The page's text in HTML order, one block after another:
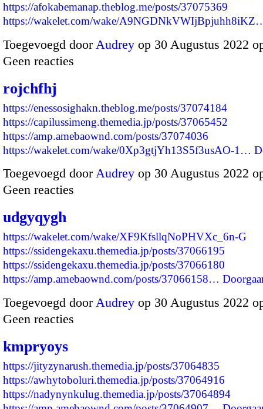
https://afokabemanap.theblog.me/posts/37075369
https://wakelet.com/wake/
Toegevoegd door Audrey op 30 Augustus 2022
Geen reacties
rojchfhj
https://enessosighakn.theblog.me/posts/37074184
https://capilussimeng.themedia.jp/posts/37065452
https://amp.amebaownd.com/posts/37074036
https://wakelet.com/wake/0Xp3gtjYh13S5f3usAO-1…
Toegevoegd doorAudrey op 30 Augustus 2022
Geen reacties
udgyqygh
https://wakelet.com/wake/XF9KfsllqNoPHVXc_6n-G
https://ssidengekaxu.themedia.jp/posts/37066195
https://ssidengekaxu.themedia.jp/posts/37066180
https://amp.amebaownd.com/posts/37066158…
Toegevoegd door Audrey op 30 Augustus 2022
Geen reacties
kmpryoys
https://jityzynarush.themedia.jp/posts/37064835
https://awhytoboluri.themedia.jp/posts/37064916
https://nadynynkulug.themedia.jp/posts/37064894